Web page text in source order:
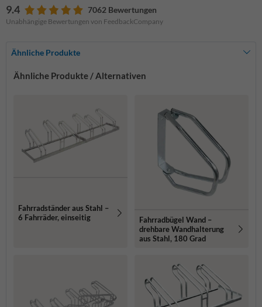
9.4 7062 Bewertungen
Unabhängige Bewertungen von FeedbackCompany
Ähnliche Produkte
Ähnliche Produkte / Alternativen
Fahrradständer aus Stahl –
6 Fahrräder, einseitig
Fahrradbügel Wand –
drehbare Wandhalterung
aus Stahl, 180 Grad